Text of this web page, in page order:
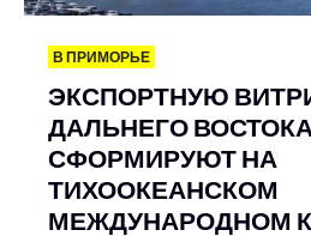
В ПРИМОРЬЕ
ЭКСПОРТНУЮ
ДАЛЬНЕГО ВОСТОКА
СФОРМИРУЮТ НА
ТИХООКЕАНСКОМ
МЕЖДУНАРОДНОМ